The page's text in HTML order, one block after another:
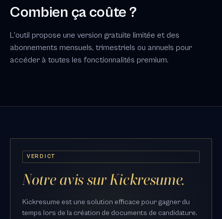
Combien ça coûte ?
L'outil propose une version gratuite limitée et des
abonnements mensuels, trimestriels ou annuels pour
accéder à toutes les fonctionnalités premium.
VERDICT
Notre avis sur Kickresume.
Kickresume est une solution efficace pour gagner du
temps lors de la création de documents de candidature.